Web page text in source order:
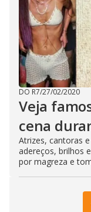
DO R7/27/02/2020
Veja
cena
Atrizes, cantoras
adereços, brilhos
por magreza e